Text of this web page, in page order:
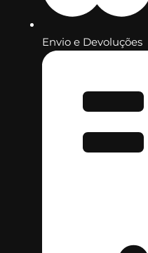
Envio e Devoluções